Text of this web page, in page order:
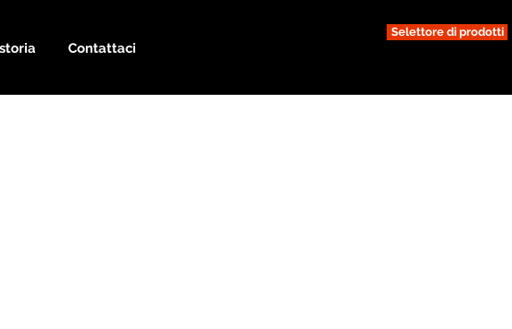
Contattaci
Selettore di prodotti